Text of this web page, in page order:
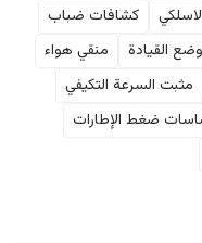
كشافات ضباب
وضع القيادة
منقي هواء
مثبت السرعة التكيفي
ضغط الإطارات